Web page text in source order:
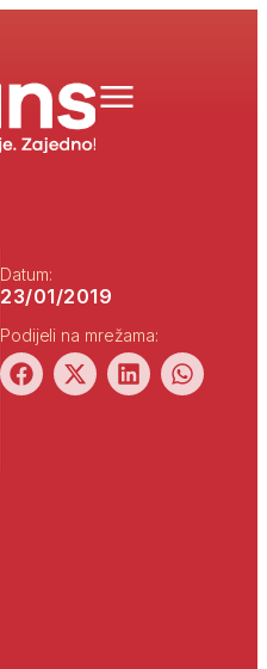
Datum:
23/01/2019
Podijeli na mrežama: